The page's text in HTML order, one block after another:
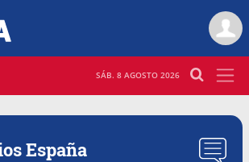
SÁB. 8 AGOSTO 2026
España